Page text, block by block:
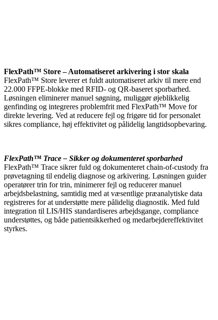
FlexPath™ Store – Automatiseret arkivering i stor skala
FlexPath™ Store leverer et fuldt automatiseret arkiv til mere end
22.000 FFPE-blokke med RFID- og QR-baseret sporbarhed.
Løsningen eliminerer manuel søgning, muliggør øjeblikkelig
genfinding og integreres problemfrit med FlexPath™ Move for
direkte levering. Ved at reducere fejl og frigøre tid for personalet
sikres compliance, høj effektivitet og pålidelig langtidsopbevaring.
FlexPath™ Trace – Sikker og dokumenteret sporbarhed
FlexPath™ Trace sikrer fuld og dokumenteret chain-of-custody fra
prøvetagning til endelig diagnose og arkivering. Løsningen guider
operatører trin for trin, minimerer fejl og reducerer manuel
arbejdsbelastning, samtidig med at væsentlige præanalytiske data
registreres for at understøtte mere pålidelig diagnostik. Med fuld
integration til LIS/HIS standardiseres arbejdsgange, compliance
understøttes, og både patientsikkerhed og medarbejdereffektivitet
styrkes.